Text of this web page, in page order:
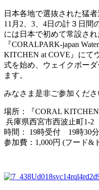
日本各地で選抜された猛
11月2、3、4日の計３日間
には日本で初めて常設さ
『CORALPARK-japan
KITCHEN at COVE』にて
式を始め、ウェイクボー
ます。
みなさま是非ご参加くださ
場所‪：『CORAL KITCHEN
‪ ‬兵庫県西宮市西波止町1-2
時間： 19時受付 19時30
参加費：1,000円 (フード&